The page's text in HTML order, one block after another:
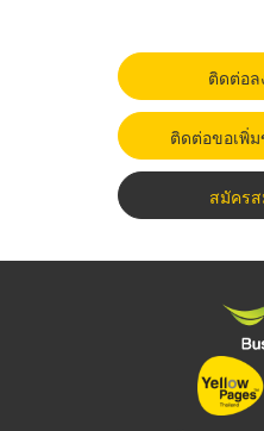
ติดต่อ
ติดต่อขอเพิ่
สมัคร